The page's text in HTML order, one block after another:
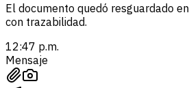
El documento quedó resguardado
con trazabilidad.
12:47 p.m.
Mensaje